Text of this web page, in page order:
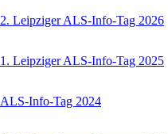
2. Leipziger ALS-Info-Tag 2026
1. Leipziger ALS-Info-Tag 2025
ALS-Info-Tag 2024